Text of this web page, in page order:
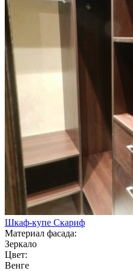
Шкаф-купе Скариф
Материал фасада:
Зеркало
Цвет:
Венге